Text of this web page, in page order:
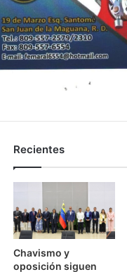
Recientes
Chavismo y
oposición siguen